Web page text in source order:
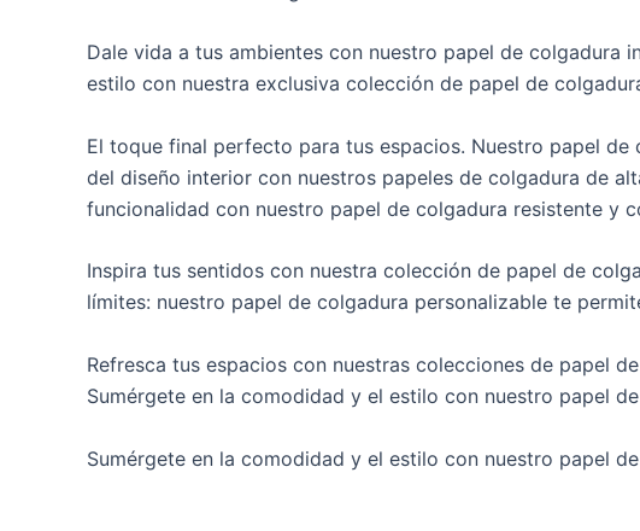
Dale vida a tus ambientes con nuestro papel de colgadura
estilo con nuestra exclusiva colección de papel de
El toque final perfecto para tus espacios. Nuestro papel
del diseño interior con nuestros papeles de colgadura de
funcionalidad con nuestro papel de colgadura resistente y
Inspira tus sentidos con nuestra colección de papel de
límites: nuestro papel de colgadura personalizable te
Refresca tus espacios con nuestras colecciones de papel
Sumérgete en la comodidad y el estilo con nuestro papel
Sumérgete en la comodidad y el estilo con nuestro papel